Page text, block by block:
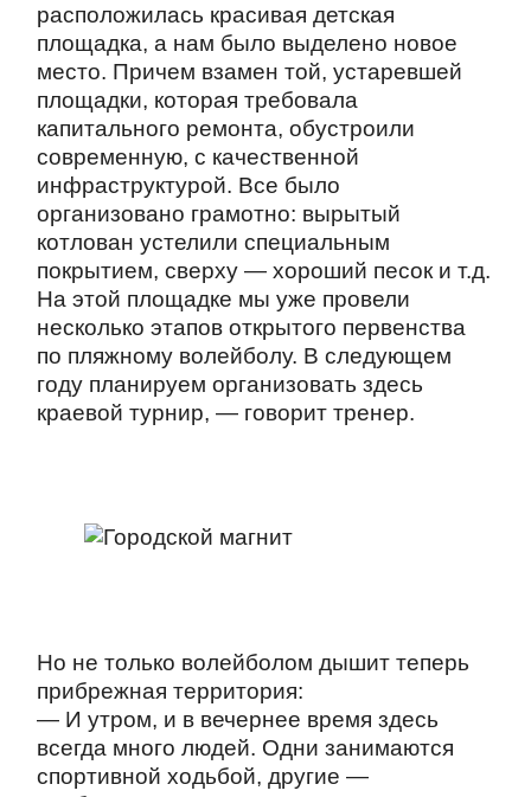
расположилась красивая детская
площадка, а нам было выделено новое
место. Причем взамен той, устаревшей
площадки, которая требовала
капитального ремонта, обустроили
современную, с качественной
инфраструктурой. Все было
организовано грамотно: вырытый
котлован устелили специальным
покрытием, сверху — хороший песок и т.д.
На этой площадке мы уже провели
несколько этапов открытого первенства
по пляжному волейболу. В следующем
году планируем организовать здесь
краевой турнир, — говорит тренер.
Но не только волейболом дышит теперь
прибрежная территория:
— И утром, и в вечернее время здесь
всегда много людей. Одни занимаются
спортивной ходьбой, другие —